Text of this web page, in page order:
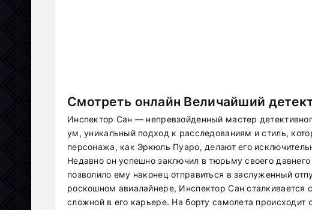
Смотреть онлайн Величайший
Инспектор Сан — непревзойденный мастер
ум, уникальный подход к расследованиям и стиль,
персонажа, как Эркюль Пуаро, делают его
Недавно он успешно заключил в тюрьму своего
позволило ему наконец отправиться в заслуженный
роскошном авиалайнере, Инспектор Сан
сложной в его карьере. На борту самолета